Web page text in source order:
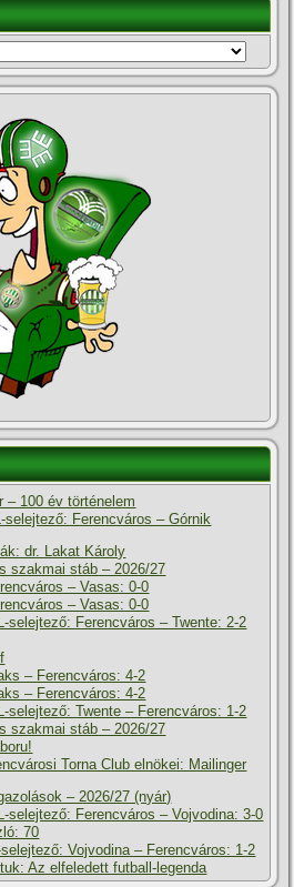
– 100 év történelem
selejtező: Ferencváros – Górnik
dr. Lakat Károly
szakmai stáb – 2026/27
– Vasas: 0-0
– Vasas: 0-0
selejtező: Ferencváros – Twente: 2-2
– Ferencváros: 4-2
– Ferencváros: 4-2
selejtező: Twente – Ferencváros: 1-2
szakmai stáb – 2026/27
Torna Club elnökei: Mailinger
– 2026/27 (nyár)
selejtező: Ferencváros – Vojvodina: 3-0
70
Vojvodina – Ferencváros: 1-2
Az elfeledett futball-legenda